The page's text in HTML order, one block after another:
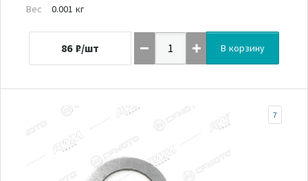
Вес
0.001 кг
86 ₽/шт В корзину
7